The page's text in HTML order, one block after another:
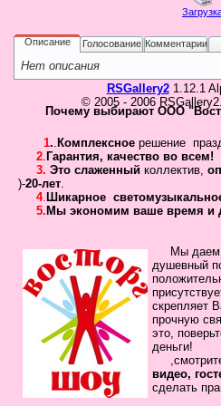
Описание Голосование Комментарии
Нет описания
RSGallery21.12.1
© 2005 - 2006
Почему выбирают ООО
1.. Комплексное решение
2. Гарантия, качество во всем!
3. Это слаженный коллектив,
)-20-лет.
4. Шикарное
5. Мы экономим ваше время и
Мы даем
душевный
скрепляет
прочную
это,
деньги!
видео,
сделать